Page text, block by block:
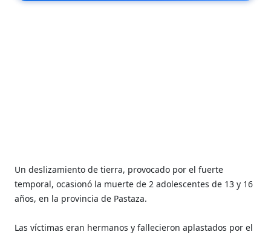
Un deslizamiento de tierra, provocado por el fuerte
temporal, ocasionó la muerte de 2 adolescentes de 13 y 16
años, en la provincia de Pastaza.
Las víctimas eran hermanos y fallecieron aplastados por el